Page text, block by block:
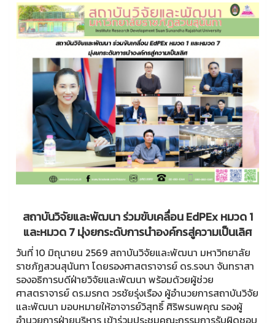
สถาบันวิจัยและพัฒนา ร่วมขับเคลื่อน EdPEx หมวด 1
และหมวด 7 มุ่งยกระดับการนำองค์กรสู่ความเป็นเลิศ
วันที่ 10 มิถุนายน 2569 สถาบันวิจัยและพัฒนา มหาวิทยาลัย
ราชภัฏสวนสุนันทา โดยรองศาสตราจารย์ ดร.รจนา จันทราสา
รองอธิการบดีฝ่ายวิจัยและพัฒนา พร้อมด้วยผู้ช่วย
ศาสตราจารย์ ดร.มรกต วรชัยรุ่งเรือง ผู้อำนวยการสถาบันวิจัย
และพัฒนา มอบหมายให้อาจารย์วิสุทธิ์ ศิริพรนพคุณ รองผู้
อำนวยการฝ่ายบริหาร เข้าร่วมประชุมคณะกรรมการรับผิดชอบ